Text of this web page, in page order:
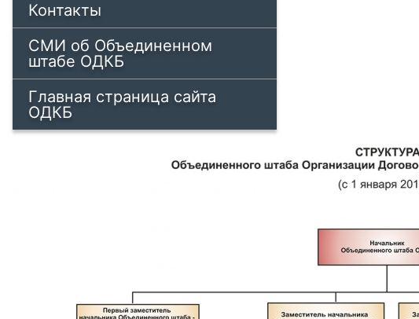
Контакты
СМИ об Объединенном
штабе ОДКБ
Главная страница сайта
ОДКБ